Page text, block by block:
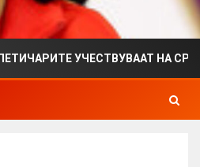
УЧЕСТВУВААТ НА СРБИЈА